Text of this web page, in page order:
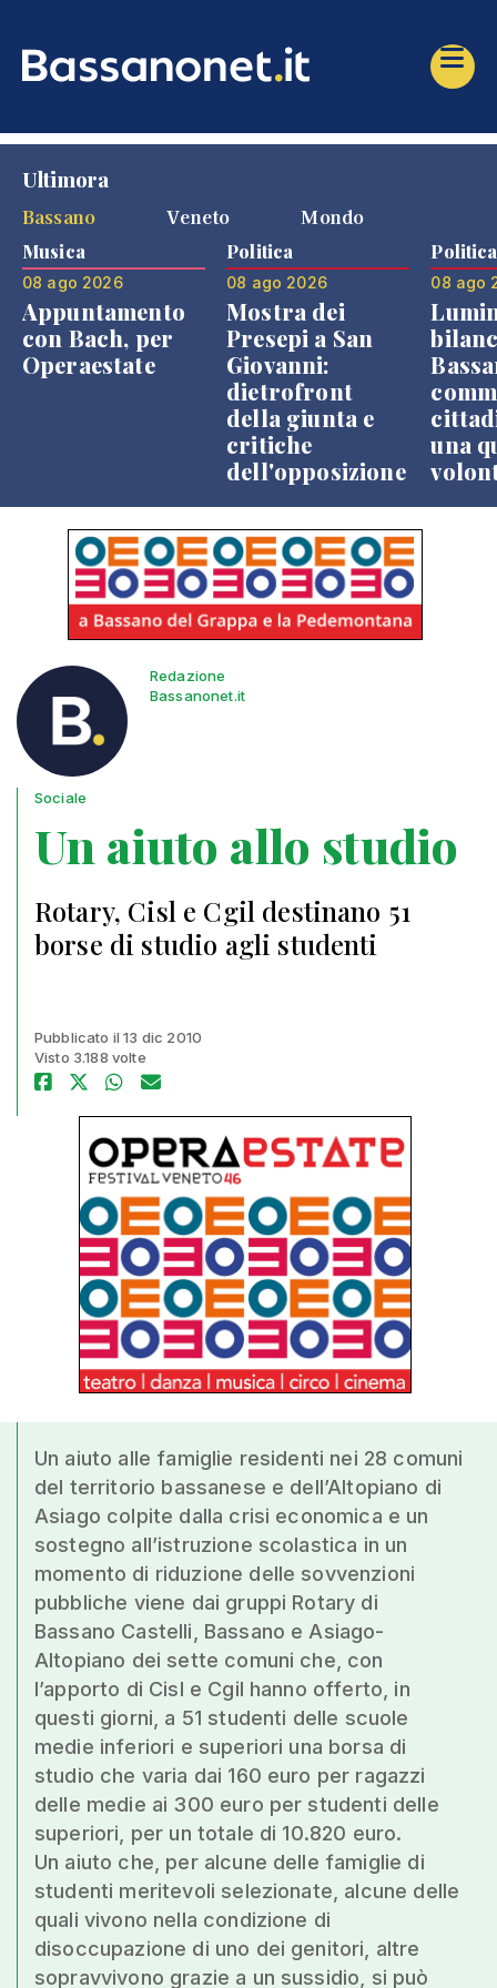
Ultimora
Bassano
Veneto Mondo
Musica
08 ago 2026
Appuntamento
con Bach, per
Operaestate
Politica
08 ago 2026
Mostra dei
Presepi a San
Giovanni:
dietrofront
della giunta e
critiche
dell'opposizione
Politica
08 ago
una
Redazione
Bassanonet.it
Sociale
Un aiuto allo studio
Rotary, Cisl e Cgil destinano 51
borse di studio agli studenti
Pubblicato il 13 dic 2010
Visto 3.188 volte
Un aiuto alle famiglie residenti nei 28 comuni
del territorio bassanese e dell’Altopiano di
Asiago colpite dalla crisi economica e un
sostegno all’istruzione scolastica in un
momento di riduzione delle sovvenzioni
pubbliche viene dai gruppi Rotary di
Bassano Castelli, Bassano e Asiago-
Altopiano dei sette comuni che, con
l’apporto di Cisl e Cgil hanno offerto, in
questi giorni, a 51 studenti delle scuole
medie inferiori e superiori una borsa di
studio che varia dai 160 euro per ragazzi
delle medie ai 300 euro per studenti delle
superiori, per un totale di 10.820 euro.
Un aiuto che, per alcune delle famiglie di
studenti meritevoli selezionate, alcune delle
quali vivono nella condizione di
disoccupazione di uno dei genitori, altre
sopravvivono grazie a un sussidio, si può